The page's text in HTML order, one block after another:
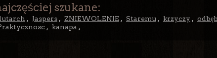
szukane:
, Jaspers , ZNIEWOLENIE , Staremu , krzyczy ,
, kanapa ,